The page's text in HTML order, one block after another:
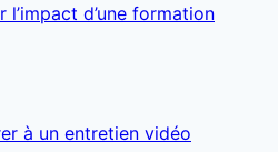
l’impact d’une formation
à un entretien vidéo